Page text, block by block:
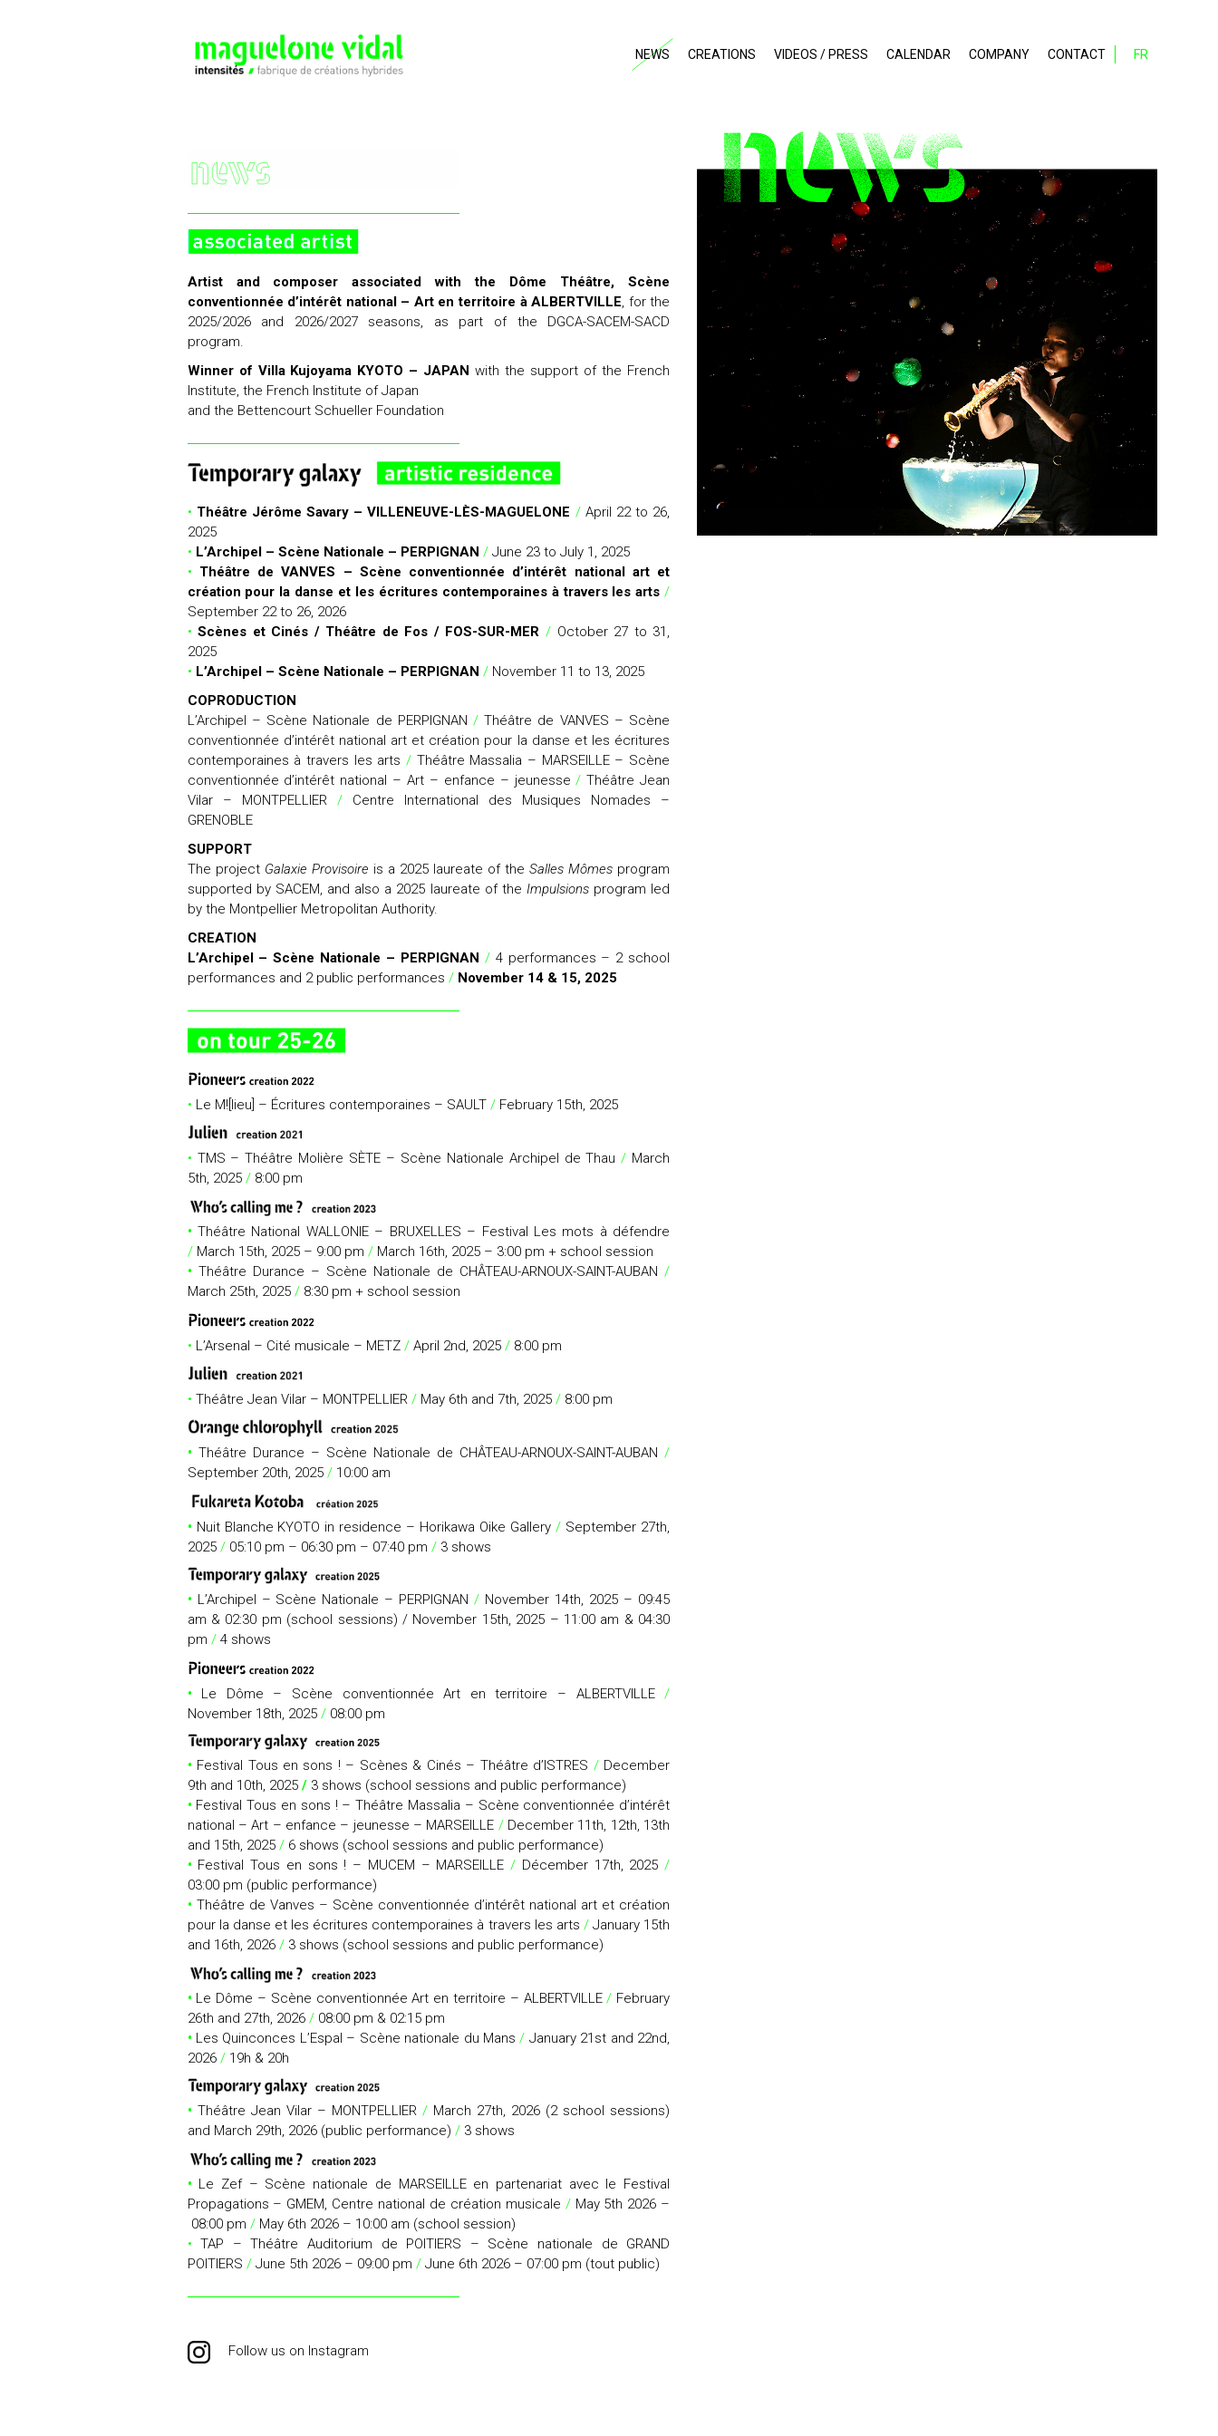
NEWS CREATIONS VIDEOS / PRESS CALENDAR COMPANY CONTACT FR
Artist and composer associated with the Dôme Théâtre, Scène
conventionnée d’intérêt national – Art en territoire à ALBERTVILLE, for the
2025/2026 and 2026/2027 seasons, as part of the DGCA-SACEM-SACD
program.
Winner of Villa Kujoyama KYOTO – JAPAN with the support of the French
Institute, the French Institute of Japan
and the Bettencourt Schueller Foundation
• Théâtre Jérôme Savary – VILLENEUVE-LÈS-MAGUELONE /April 22 to 26,
2025
• L’Archipel – Scène Nationale – PERPIGNAN /June 23 to July 1, 2025
• Théâtre de VANVES – Scène conventionnée d’intérêt national art et
création pour la danse et les écritures contemporaines à travers les arts /
September 22 to 26, 2026
• Scènes et Cinés / Théâtre de Fos / FOS-SUR-MER / October 27 to 31,
2025
• L’Archipel – Scène Nationale – PERPIGNAN /November 11 to 13, 2025
COPRODUCTION
L’Archipel – Scène Nationale de PERPIGNAN/ Théâtre de VANVES – Scène
conventionnée d’intérêt national art et création pour la danse et les écritures
contemporaines à travers les arts/ Théâtre Massalia – MARSEILLE – Scène
conventionnée d’intérêt national – Art – enfance – jeunesse/ Théâtre Jean
Vilar – MONTPELLIER /Centre International des Musiques Nomades –
GRENOBLE
SUPPORT
The project Galaxie Provisoire is a 2025 laureate of theSalles Mômes program
supported by SACEM, and also a 2025 laureate of the Impulsions program led
by the Montpellier Metropolitan Authority.
CREATION
L’Archipel – Scène Nationale – PERPIGNAN /4 performances – 2 school
performances and 2 public performances / November 14 & 15, 2025
• Le M![lieu] – Écritures contemporaines – SAULT /February 15th, 2025
• TMS – Théâtre Molière SÈTE – Scène Nationale Archipel de Thau / March
5th, 2025 /8:00 pm
•Théâtre National WALLONIE – BRUXELLES – Festival Les mots à défendre
/March 15th, 2025 – 9:00 pm /March 16th, 2025 – 3:00 pm + school session
• Théâtre Durance – Scène Nationale de CHÂTEAU-ARNOUX-SAINT-AUBAN /
March 25th, 2025 /8:30 pm + school session
• L’Arsenal – Cité musicale – METZ /April 2nd, 2025/8:00 pm
• Théâtre Jean Vilar – MONTPELLIER /May 6th and 7th, 2025 /8:00 pm
• Théâtre Durance – Scène Nationale de CHÂTEAU-ARNOUX-SAINT-AUBAN /
September 20th, 2025 /10:00 am
• Nuit Blanche KYOTO in residence – Horikawa Oike Gallery / September 27th,
2025 / 05:10 pm – 06:30 pm – 07:40 pm /3 shows
• L’Archipel – Scène Nationale – PERPIGNAN / November 14th, 2025 – 09:45
am & 02:30 pm (school sessions) / November 15th, 2025 – 11:00 am & 04:30
pm /4 shows
• Le Dôme – Scène conventionnée Art en territoire – ALBERTVILLE
/
November 18th, 2025 /08:00 pm
• Festival Tous en sons ! – Scènes & Cinés – Théâtre d’ISTRES /December
9th and 10th, 2025 /3 shows (school sessions and public performance)
• Festival Tous en sons ! – Théâtre Massalia – Scène conventionnée d’intérêt
national – Art – enfance – jeunesse – MARSEILLE /December 11th, 12th, 13th
and 15th, 2025 /6 shows (school sessions and public performance)
• Festival Tous en sons ! – MUCEM – MARSEILLE / Décember 17th, 2025/
03:00 pm (public performance)
• Théâtre de Vanves – Scène conventionnée d’intérêt national art et création
pour la danse et les écritures contemporaines à travers les arts /January 15th
and 16th, 2026 /3 shows (school sessions and public performance)
• Le Dôme – Scène conventionnée Art en territoire – ALBERTVILLE / February
26th and 27th, 2026 /08:00 pm & 02:15 pm
• Les Quinconces L’Espal – Scène nationale du Mans / January 21st and 22nd,
2026 /19h & 20h
• Théâtre Jean Vilar – MONTPELLIER / March 27th, 2026 (2 school sessions)
and March 29th, 2026 (public performance) /3 shows
• Le Zef – Scène nationale de MARSEILLEen partenariat avec le Festival
Propagations – GMEM, Centre national de création musicale /May 5th 2026 –
08:00 pm /May 6th 2026 – 10:00 am (school session)
•TAP – Théâtre Auditorium de POITIERS – Scène nationale de GRAND
POITIERS /June 5th 2026 – 09:00 pm / June 6th 2026 – 07:00 pm (tout public)
Follow us on Instagram